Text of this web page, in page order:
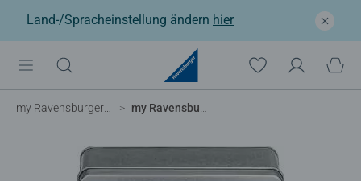
Land-/Spracheinstellung ändern hier
my Ravensburger Fotopuzzle my Ravensburger Fotopuzzle 49 Teile in Metalldose